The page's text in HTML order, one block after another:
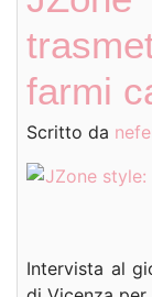
farmi
Scritto da
Intervista al